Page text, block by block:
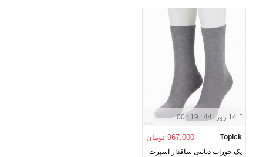
14 روز 00 : 19 : 44
Topick 967,000 تومان
پک جوراب دیابتی ساقدار اسپرت